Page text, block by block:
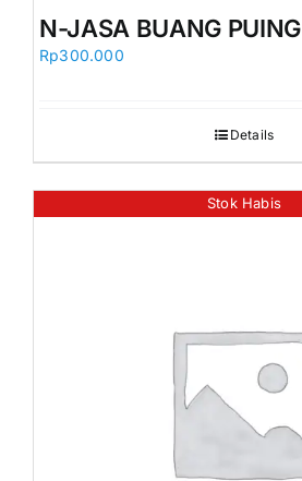
N-JASA BUANG PUING
Rp300.000
Details
Stok Habis